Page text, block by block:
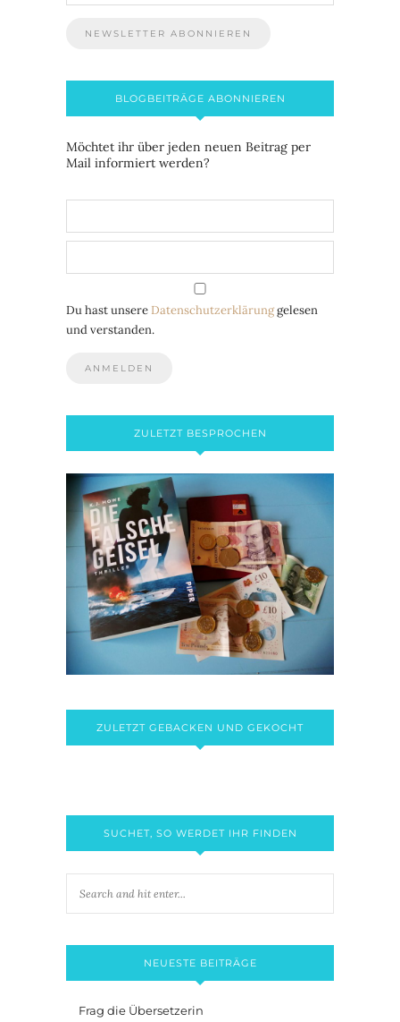
BLOGBEITRÄGE ABONNIEREN
Möchtet ihr über jeden neuen Beitrag per
Mail informiert werden?
Du hast unsere Datenschutzerklärunggelesen
und verstanden.
ZULETZT BESPROCHEN
ZULETZT GEBACKEN UND GEKOCHT
SUCHET, SO WERDET IHR FINDEN
NEUESTE BEITRÄGE
Frag die Übersetzerin